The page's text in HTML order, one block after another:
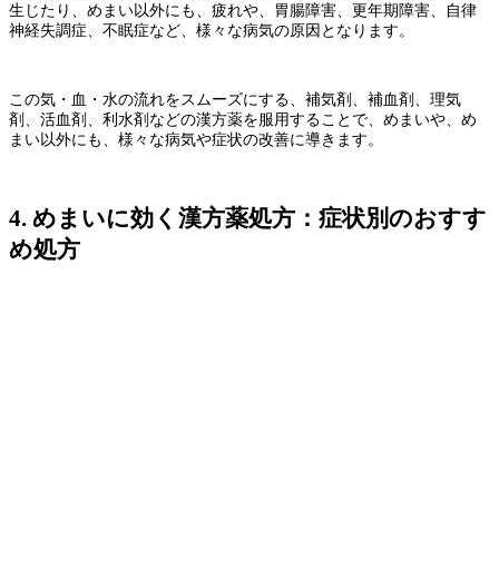
生じたり、めまい以外にも、 疲れや、胃腸障害、更年期障害、自律
神経失調症、不眠症など、 様々な病気の原因となります。
この気・血・水の流れをスムーズにする、 補気剤、補血剤、理気
剤、活血剤、利水剤などの漢方薬を 服用することで、めまいや、め
まい以外にも、 様々な病気や症状の改善に導きます。
4. めまいに効く漢方薬処方：症状別のおすす
め処方